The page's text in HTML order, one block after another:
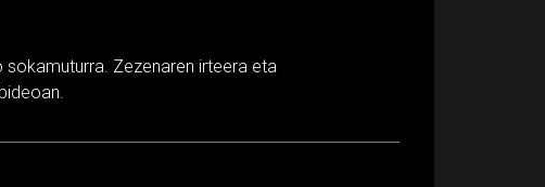
sokamuturra. Zezenaren irteera eta